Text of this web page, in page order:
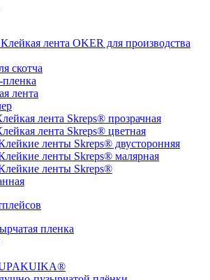
лента OKER для производства
скотча
пленка
лента
лента Skreps® прозрачная
лента Skreps® цветная
ленты Skreps® двусторонняя
ленты Skreps® малярная
ленты Skreps®
пленка